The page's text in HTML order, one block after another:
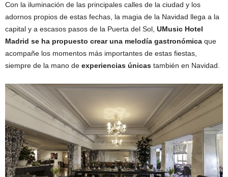
Con la iluminación de las principales calles de la ciudad y los
adornos propios de estas fechas, la magia de la Navidad llega a la
capital y a escasos pasos de la Puerta del Sol, UMusic Hotel
Madrid se ha propuesto crear una melodía gastronómica que
acompañe los momentos más importantes de estas fiestas,
siempre de la mano de experiencias únicas también en Navidad.